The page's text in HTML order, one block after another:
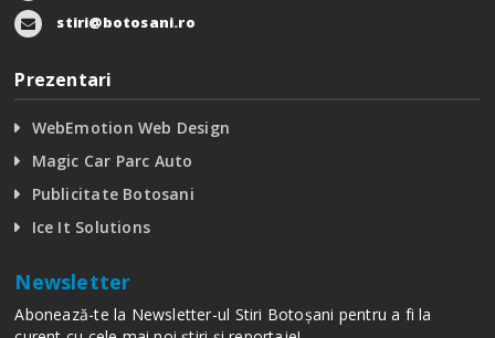
stiri@botosani.ro
Prezentari
WebEmotion Web Design
Magic Car Parc Auto
Publicitate Botosani
Ice It Solutions
Newsletter
Abonează-te la Newsletter-ul Stiri Botoșani pentru a fi la